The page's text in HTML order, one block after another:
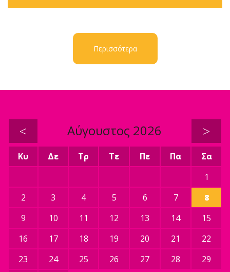
Περισσότερα
< Αύγουστος 2026 >
Κυ Δε Τρ Τε Πε Πα
Σα
1
2
3 4 5 6 7
8
9
10 11 12 13 14
15
16
17 18 19 20 21
22
23
24 25 26 27 28
29